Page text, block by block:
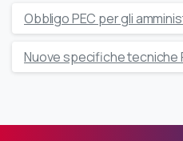
Obbligo PEC per gli
Nuove specifiche tecniche